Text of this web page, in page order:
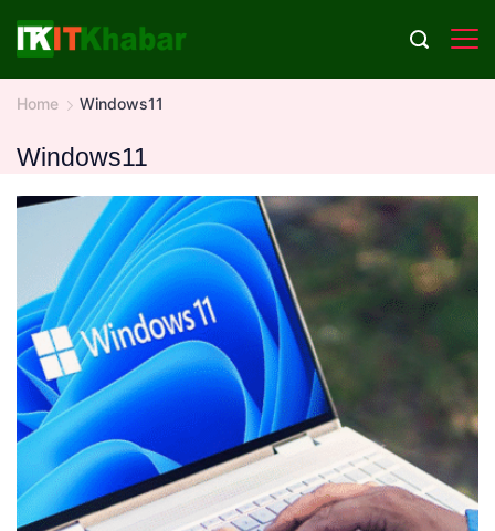
content
Home
Windows11
Windows11